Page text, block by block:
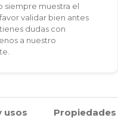
siempre muestra el
validar bien antes
dudas con
a nuestro
usos Propiedades